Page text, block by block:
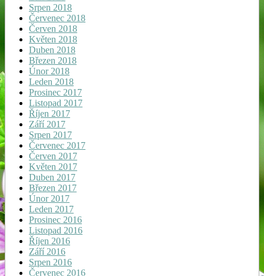
Srpen 2018
Červenec 2018
Červen 2018
Květen 2018
Duben 2018
Březen 2018
Únor 2018
Leden 2018
Prosinec 2017
Listopad 2017
Říjen 2017
Září 2017
Srpen 2017
Červenec 2017
Červen 2017
Květen 2017
Duben 2017
Březen 2017
Únor 2017
Leden 2017
Prosinec 2016
Listopad 2016
Říjen 2016
Září 2016
Srpen 2016
Červenec 2016